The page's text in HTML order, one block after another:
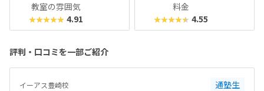
教室の雰囲気
★★★★★ 4.91
料金
★★★★★ 4.55
評判・口コミを一部ご紹介
イーアス豊崎校 通塾生